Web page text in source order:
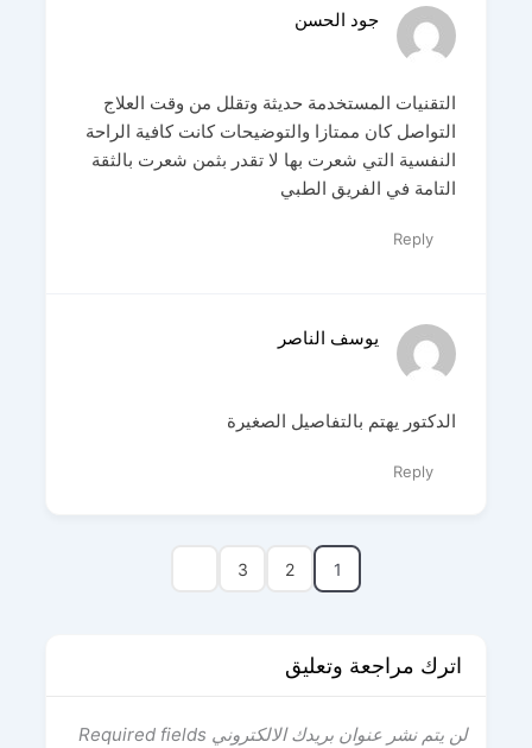
جود الحسن
التقنيات المستخدمة حديثة وتقلل من وقت العلاج
التواصل كان ممتازا والتوضيحات كانت كافية الراحة
النفسية التي شعرت بها لا تقدر بثمن شعرت بالثقة
التامة في الفريق الطبي
Reply
يوسف الناصر
الدكتور يهتم بالتفاصيل الصغيرة
Reply
1
2
3
اترك مراجعة وتعليق
لن يتم نشر عنوان بريدك الالكتروني Required fields